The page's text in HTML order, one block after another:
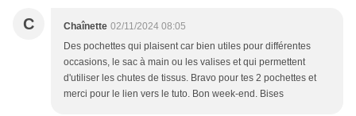
C Chaînette 02/11/2024 08:05
Des pochettes qui plaisent car bien utiles pour différentes
occasions, le sac à main ou les valises et qui permettent
d'utiliser les chutes de tissus. Bravo pour tes 2 pochettes et
merci pour le lien vers le tuto. Bon week-end. Bises